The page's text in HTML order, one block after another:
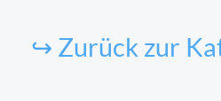
↪ Zurück zur